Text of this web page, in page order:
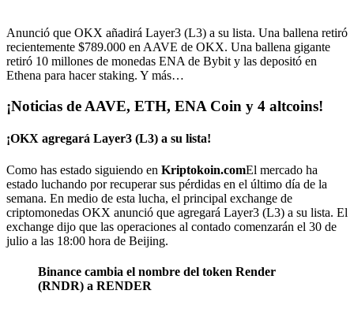
Anunció que OKX añadirá Layer3 (L3) a su lista. Una ballena retiró
recientemente $789.000 en AAVE de OKX. Una ballena gigante
retiró 10 millones de monedas ENA de Bybit y las depositó en
Ethena para hacer staking. Y más…
¡Noticias de AAVE, ETH, ENA Coin y 4 altcoins!
¡OKX agregará Layer3 (L3) a su lista!
Como has estado siguiendo en Kriptokoin.comEl mercado ha
estado luchando por recuperar sus pérdidas en el último día de la
semana. En medio de esta lucha, el principal exchange de
criptomonedas OKX anunció que agregará Layer3 (L3) a su lista. El
exchange dijo que las operaciones al contado comenzarán el 30 de
julio a las 18:00 hora de Beijing.
Binance cambia el nombre del token Render
(RNDR) a RENDER